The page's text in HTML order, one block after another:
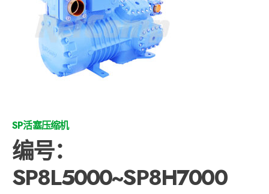
SP活塞压缩机
编号：
SP8L5000~SP8H7000